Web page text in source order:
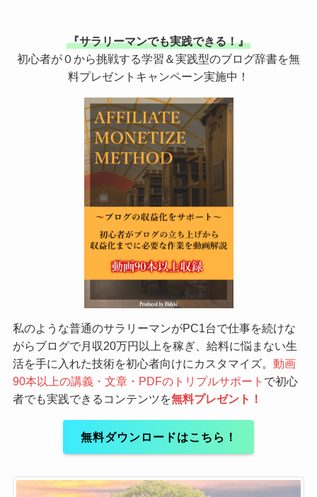
『サラリーマンでも実践できる！』
初心者が０から挑戦する学習＆実践型のブログ辞書を無
料プレゼントキャンペーン実施中！
私のような普通のサラリーマンがPC1台で仕事を続けな
がらブログで月収20万円以上を稼ぎ、給料に悩まない生
活を手に入れた技術を初心者向けにカスタマイズ。 動画
90本以上の講義・文章・PDFのトリプルサポート で初心
者でも実践できるコンテンツを無料プレゼント！
無料ダウンロードはこちら！